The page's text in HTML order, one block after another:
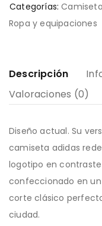
Categorías:
Ropa y equipaciones
Descripción
Valoraciones (0)
Diseño actual. Su
camiseta adidas
logotipo en
confeccionado en
corte clásico
ciudad.